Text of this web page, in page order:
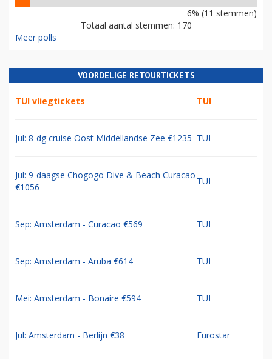
6% (11 stemmen)
Totaal aantal stemmen: 170
Meer polls
VOORDELIGE RETOURTICKETS
TUI vliegtickets TUI
Jul: 8-dg cruise Oost Middellandse Zee €1235 TUI
Jul: 9-daagse Chogogo Dive & Beach Curacao
€1056
TUI
Sep: Amsterdam - Curacao €569 TUI
Sep: Amsterdam - Aruba €614 TUI
Mei: Amsterdam - Bonaire €594 TUI
Jul: Amsterdam - Berlijn €38 Eurostar